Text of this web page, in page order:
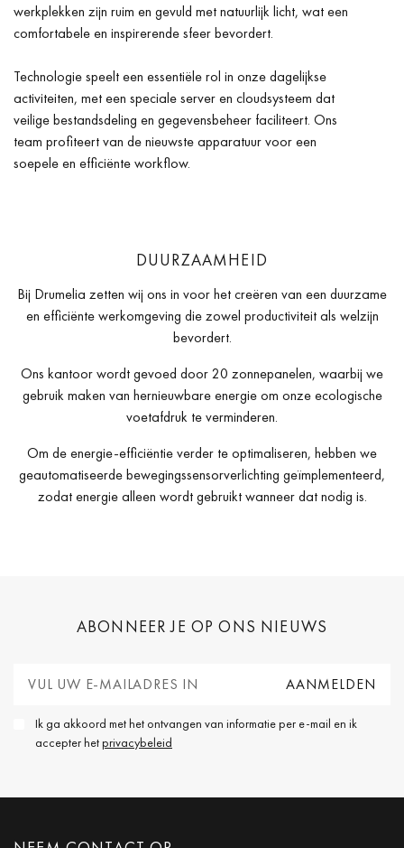
werkplekken zijn ruim en gevuld met natuurlijk licht, wat een
comfortabele en inspirerende sfeer bevordert.
Technologie speelt een essentiële rol in onze dagelijkse
activiteiten, met een speciale server en cloudsysteem dat
veilige bestandsdeling en gegevensbeheer faciliteert. Ons
team profiteert van de nieuwste apparatuur voor een
soepele en efficiënte workflow.
DUURZAAMHEID
Bij Drumelia zetten wij ons in voor het creëren van een duurzame
en efficiënte werkomgeving die zowel productiviteit als welzijn
bevordert.
Ons kantoor wordt gevoed door 20 zonnepanelen, waarbij we
gebruik maken van hernieuwbare energie om onze ecologische
voetafdruk te verminderen.
Om de energie-efficiëntie verder te optimaliseren, hebben we
geautomatiseerde bewegingssensorverlichting geïmplementeerd,
zodat energie alleen wordt gebruikt wanneer dat nodig is.
ABONNEER JE OP ONS NIEUWS
Ik ga akkoord met het ontvangen van informatie per e-mail en ik
accepter hetprivacybeleid